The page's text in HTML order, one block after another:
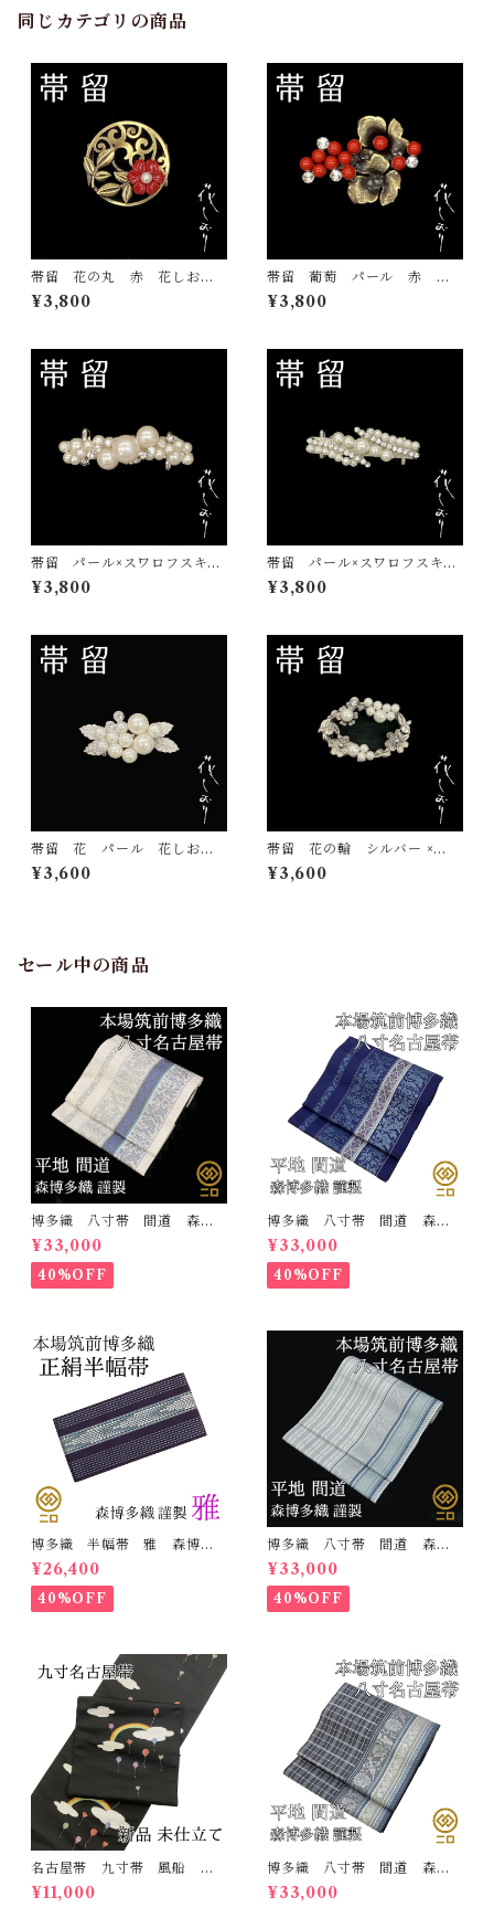
同じカテゴリの商品
帯留 花の丸 赤 花しお
り 大原商店 帯飾り 日本
製 和装小物
¥3,800
帯留 葡萄 パール 赤 花
しおり 大原商店 帯飾り
日本製 和装小物
¥3,800
帯留 パール×スワロフスキ
ー 白 花しおり 大原商
店 帯飾り 日本製 和装小
¥3,800
帯留 パール×スワロフスキ
ー 花しおり 大原商店 帯
飾り 日本製
¥3,800
帯留 花 パール 花しお
り 大原商店 帯飾り 日本
製 和装小物
¥3,600
帯留 花の輪 シルバー ×
白 花しおり 大原商店 帯
飾り 日本製 和装小物
¥3,600
セール中の商品
博多織 八寸帯 間道 森博
多織 正絹 日本製 未仕立
て 名古屋帯
¥33,000
40%OFF
博多織 八寸帯 間道 森博
多織 正絹 日本製 未仕立
て 名古屋帯
¥33,000
40%OFF
博多織 半幅帯 雅 森博多
織 正絹 リバーシブル 長
さ/3m78cm 日本製 和装
小袋帯 半巾帯
¥26,400
40%OFF
博多織 八寸帯 間道 森博
多織 正絹 日本製 未仕立
て 名古屋帯
¥33,000
40%OFF
名古屋帯 九寸帯 風船
雲 虹 正絹 日本製 九寸
名古屋帯
¥11,000
博多織 八寸帯 間道 森博
多織 正絹 日本製 未仕立
て 名古屋帯
¥33,000